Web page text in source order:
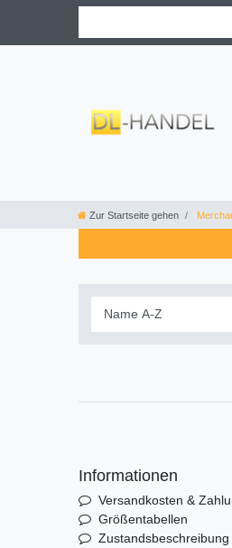
Zur Startseite gehen
Informationen
Versandkosten &
Größentabellen
Zustandsbeschreibung